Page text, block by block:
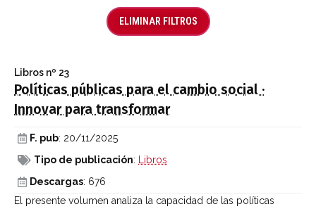
ELIMINAR FILTROS
Libros nº 23
Políticas públicas para el cambio social ·
Innovar para transformar
F. pub: 20/11/2025
Tipo de publicación: Libros
Descargas: 676
El presente volumen analiza la capacidad de las políticas